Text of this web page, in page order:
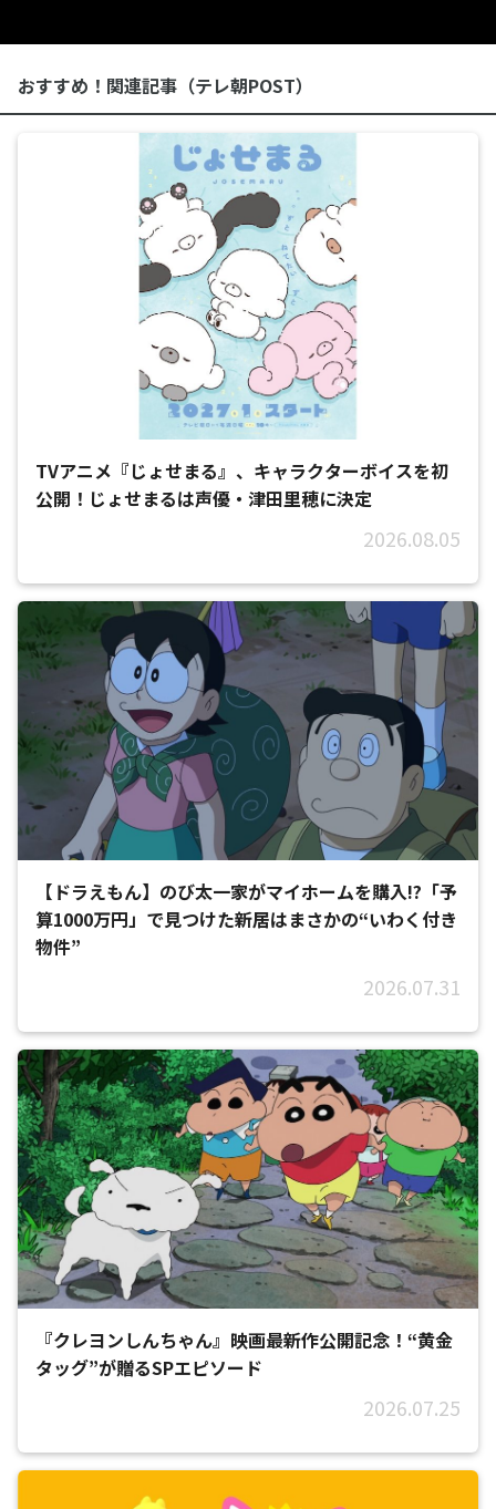
おすすめ！関連記事（テレ朝POST）
TVアニメ『じょせまる』、キャラクターボイスを初
公開！じょせまるは声優・津田里穂に決定
2026.08.05
【ドラえもん】のび太一家がマイホームを購入!?「予
算1000万円」で見つけた新居はまさかの“いわく付き
物件”
2026.07.31
『クレヨンしんちゃん』映画最新作公開記念！“黄金
タッグ”が贈るSPエピソード
2026.07.25